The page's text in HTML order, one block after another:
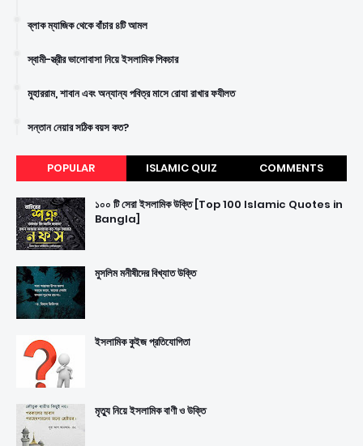
ব্লাক ম্যাজিক থেকে বাঁচার ৪টি আমল
স্বামী-স্ত্রীর ভালোবাসা নিয়ে ইসলামিক পিকচার
মুহাররাম, শাবান এবং অন্যান্য পবিত্র মাসে রোযা রাখার ফযীলত
সন্তান নেয়ার সঠিক বয়স কত?
POPULAR ISLAMIC QUIZ COMMENTS
১০০ টি সেরা ইসলামিক উক্তি [Top 100 Islamic Quotes in
Bangla]
মুসলিম মনীষীদের বিখ্যাত উক্তি
ইসলামিক কুইজ প্রতিযোগিতা
মৃত্যু নিয়ে ইসলামিক বাণী ও উক্তি